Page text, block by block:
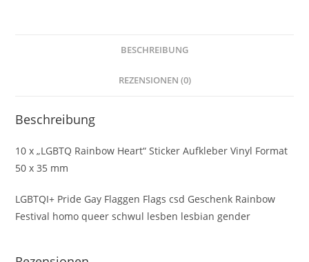
BESCHREIBUNG
REZENSIONEN (0)
Beschreibung
10 x „LGBTQ Rainbow Heart“ Sticker Aufkleber Vinyl Format
50 x 35 mm
LGBTQI+ Pride Gay Flaggen Flags csd Geschenk Rainbow
Festival homo queer schwul lesben lesbian gender